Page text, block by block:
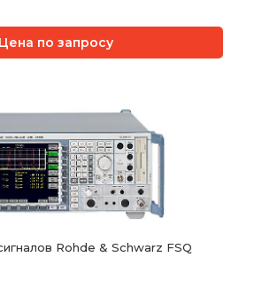
Цена по запросу
Rohde & Schwarz FSQ